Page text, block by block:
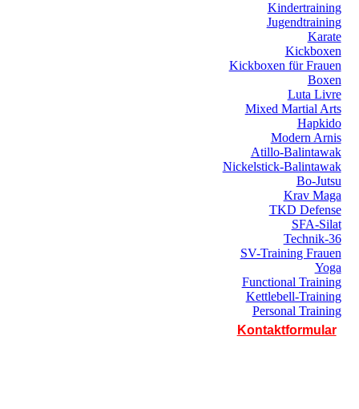
Kindertraining
Jugendtraining
Karate
Kickboxen
Kickboxen für Frauen
Boxen
Luta Livre
Mixed Martial Arts
Hapkido
Modern Arnis
Atillo-Balintawak
Nickelstick-Balintawak
Bo-Jutsu
Krav Maga
TKD Defense
SFA-Silat
Technik-36
SV-Training Frauen
Yoga
Functional Training
Kettlebell-Training
Personal Training
Kontaktformular